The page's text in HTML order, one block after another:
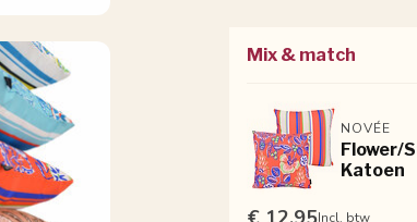
Mix & match
NOVÉE
Flower/
Katoen
Incl. btw